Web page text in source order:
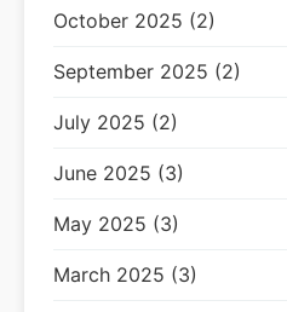
October 2025 (2)
September 2025 (2)
July 2025 (2)
June 2025 (3)
May 2025 (3)
March 2025 (3)